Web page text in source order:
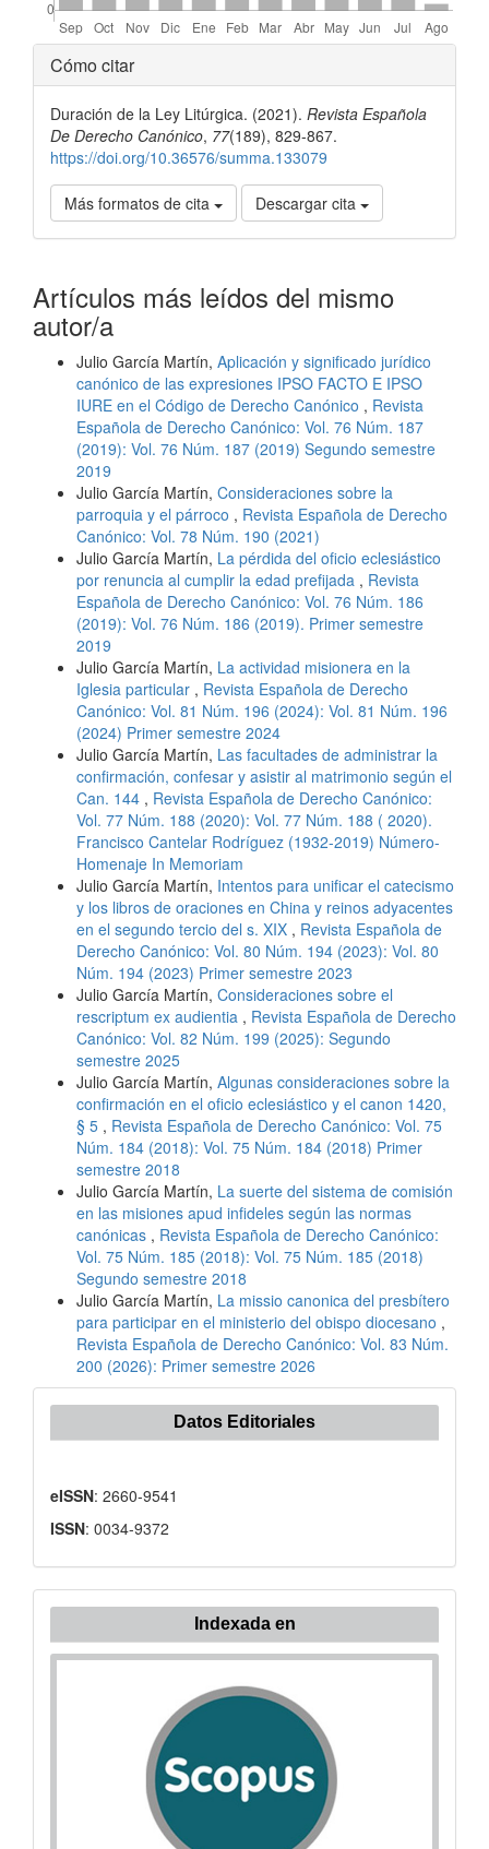
Detalles
del
artículo
Cómo citar
Duración de la Ley Litúrgica. (2021). Revista Española
De Derecho Canónico, 77(189), 829-867.
https://doi.org/10.36576/summa.133079
Más formatos de cita Descargar cita
Artículos más leídos del mismo
autor/a
Julio García Martín, Aplicación y significado jurídico
canónico de las expresiones IPSO FACTO E IPSO
IURE en el Código de Derecho Canónico , Revista
Española de Derecho Canónico: Vol. 76 Núm. 187
(2019): Vol. 76 Núm. 187 (2019) Segundo semestre
2019
Julio García Martín, Consideraciones sobre la
parroquia y el párroco , Revista Española de Derecho
Canónico: Vol. 78 Núm. 190 (2021)
Julio García Martín, La pérdida del oficio eclesiástico
por renuncia al cumplir la edad prefijada , Revista
Española de Derecho Canónico: Vol. 76 Núm. 186
(2019): Vol. 76 Núm. 186 (2019). Primer semestre
2019
Julio García Martín, La actividad misionera en la
Iglesia particular , Revista Española de Derecho
Canónico: Vol. 81 Núm. 196 (2024): Vol. 81 Núm. 196
(2024) Primer semestre 2024
Julio García Martín, Las facultades de administrar la
confirmación, confesar y asistir al matrimonio según el
Can. 144 , Revista Española de Derecho Canónico:
Vol. 77 Núm. 188 (2020): Vol. 77 Núm. 188 ( 2020).
Francisco Cantelar Rodríguez (1932-2019) Número-
Homenaje In Memoriam
Julio García Martín, Intentos para unificar el catecismo
y los libros de oraciones en China y reinos adyacentes
en el segundo tercio del s. XIX , Revista Española de
Derecho Canónico: Vol. 80 Núm. 194 (2023): Vol. 80
Núm. 194 (2023) Primer semestre 2023
Julio García Martín, Consideraciones sobre el
rescriptum ex audientia , Revista Española de Derecho
Canónico: Vol. 82 Núm. 199 (2025): Segundo
semestre 2025
Julio García Martín, Algunas consideraciones sobre la
confirmación en el oficio eclesiástico y el canon 1420,
§ 5 , Revista Española de Derecho Canónico: Vol. 75
Núm. 184 (2018): Vol. 75 Núm. 184 (2018) Primer
semestre 2018
Julio García Martín, La suerte del sistema de comisión
en las misiones apud infideles según las normas
canónicas , Revista Española de Derecho Canónico:
Vol. 75 Núm. 185 (2018): Vol. 75 Núm. 185 (2018)
Segundo semestre 2018
Julio García Martín, La missio canonica del presbítero
para participar en el ministerio del obispo diocesano ,
Revista Española de Derecho Canónico: Vol. 83 Núm.
200 (2026): Primer semestre 2026
Datos Editoriales
eISSN: 2660-9541
ISSN: 0034-9372
Indexada
Indexada en